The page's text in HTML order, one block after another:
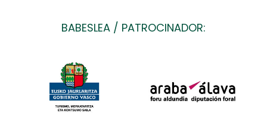
BABESLEA / PATROCINADOR: